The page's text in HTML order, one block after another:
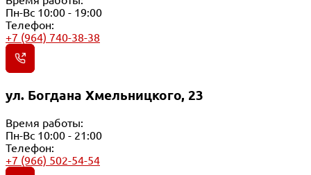
Пн-Вс 10:00 - 19:00
Телефон:
+7 (964) 740-38-38
ул. Богдана Хмельницкого, 23
Время работы:
Пн-Вс 10:00 - 21:00
Телефон:
+7 (966) 502-54-54